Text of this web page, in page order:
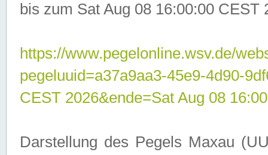
bis zum Sat Aug 08 16:00:00 CEST
https://www.pegelonline.wsv.de/
pegeluuid=a37a9aa3-45e9-4d90-
CEST 2026&ende=Sat Aug 08
Darstellung des Pegels Maxau